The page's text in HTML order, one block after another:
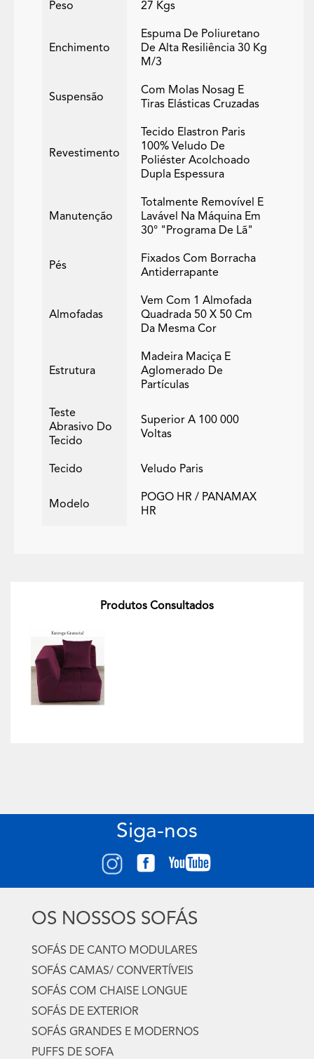
Peso 27 Kgs
Enchimento
Espuma De Poliuretano
De Alta Resiliência 30 Kg
M/3
Suspensão
Com Molas Nosag E
Tiras Elásticas Cruzadas
Revestimento
Tecido Elastron Paris
100% Veludo De
Poliéster Acolchoado
Dupla Espessura
Manutenção
Totalmente Removível E
Lavável Na Máquina Em
30° "programa De Lã"
Pés
Fixados Com Borracha
Antiderrapante
Almofadas
Vem Com 1 Almofada
Quadrada 50 X 50 Cm
Da Mesma Cor
Estrutura
Madeira Maciça E
Aglomerado De
Partículas
Teste
Abrasivo Do
Tecido
Superior A 100 000
Voltas
Tecido Veludo Paris
Modelo
POGO HR / PANAMAX
HR
Produtos Consultados
Siga-nos
OS NOSSOS SOFÁS
SOFÁS DE CANTO MODULARES
SOFÁS CAMAS/ CONVERTÍVEIS
SOFÁS COM CHAISE LONGUE
SOFÁS DE EXTERIOR
SOFÁS GRANDES E MODERNOS
PUFFS DE SOFA